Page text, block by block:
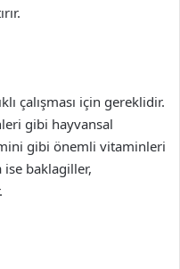
çalışması için gereklidir.
gibi hayvansal
gibi önemli vitaminleri
ise baklagiller,